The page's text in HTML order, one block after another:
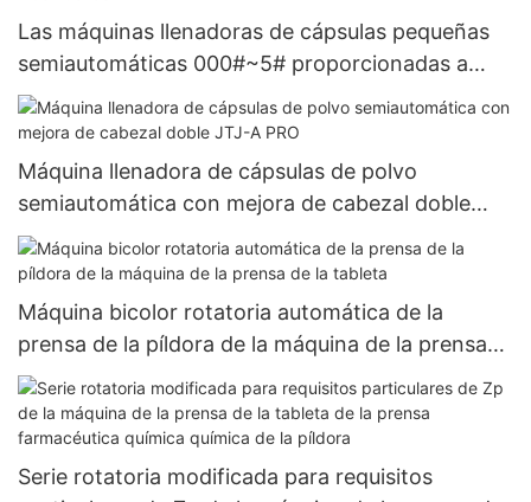
Las máquinas llenadoras de cápsulas pequeñas
semiautomáticas 000#~5# proporcionadas a
base de hierbas más nuevas
Máquina llenadora de cápsulas de polvo
semiautomática con mejora de cabezal doble
JTJ-A PRO
Máquina bicolor rotatoria automática de la
prensa de la píldora de la máquina de la prensa
de la tableta
Serie rotatoria modificada para requisitos